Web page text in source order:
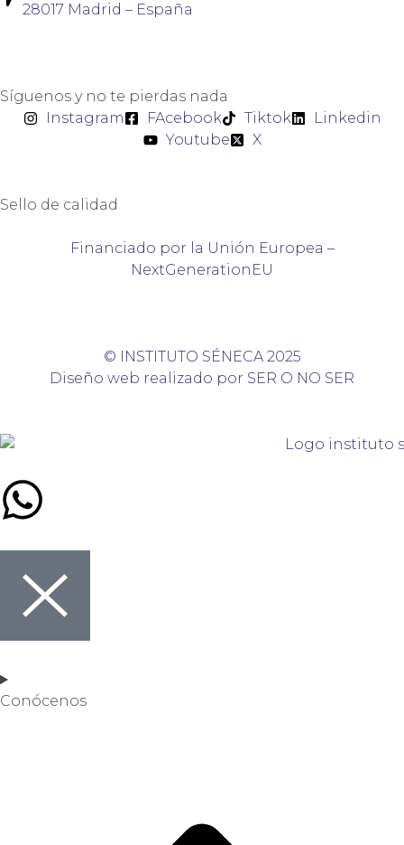
28017 Madrid – España
Síguenos y no te pierdas nada
Instagram
FAcebook Tiktok
Linkedin
Youtube
X
Sello de calidad
Financiado por la Unión Europea –
NextGenerationEU
© INSTITUTO SÉNECA 2025
Diseño web realizado por SER O NO SER
Conócenos